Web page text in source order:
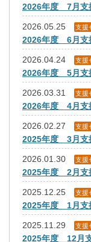
2026年度 7月支
2026.05.25 支援
2026年度 6月支
2026.04.24 支援
2026年度 5月支
2026.03.31 支援
2026年度 4月支
2026.02.27 支援
2025年度 3月支
2026.01.30 支援
2025年度 2月支
2025.12.25 支援
2025年度 1月支
2025.11.29 支援
2025年度 12月